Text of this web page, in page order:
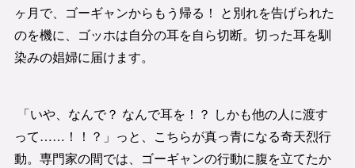
ヶ月で、ゴーギャンからもう帰る！ と別れを告げられた
のを機に、ゴッホは自分の耳を自ら切断。切った耳を馴
染みの娼婦に届けます。
「いや、なんで？ なんで耳を！？ しかも他の人に渡す
って……！！？」っと、こちらが真っ青になる奇天烈行
動。専門家の間では、ゴーギャンの行動に腹を立てたか